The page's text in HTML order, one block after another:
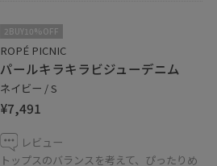
2BUY10%OFF
ROPÉ PICNIC
パールキラキラビジューデニム
ネイビー / S
¥7,491
レビュー
トップスのバランスを考えて、ぴったりめ